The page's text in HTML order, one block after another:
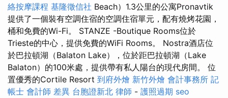
絡按摩課程 基隆徵信社 Beach）1.3公里的公寓Pronavtik
提供了一個裝有空調住宿的空調住宿單元，配有燒烤花園，
桶和免費的Wi-Fi。 STANZE -Boutique Rooms位於
Trieste的中心，提供免費的WiFi Rooms。 Nostra酒店位
於巴拉頓湖（Balaton Lake），位於距巴拉頓湖（Lake
Balaton）的100米處，提供帶有私人陽台的現代房間。 位
置優秀的Cortile Resort 到府外燴 新竹外燴 會計事務所 記
帳士 會計師 差異 台胞證新北 律師 - 護照過期 seo